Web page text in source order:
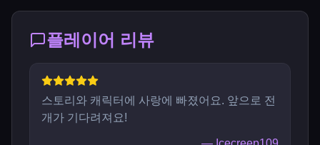
플레이어 리뷰
스토리와 캐릭터에 사랑에 빠졌어요. 앞으로 전
개가 기다려져요!